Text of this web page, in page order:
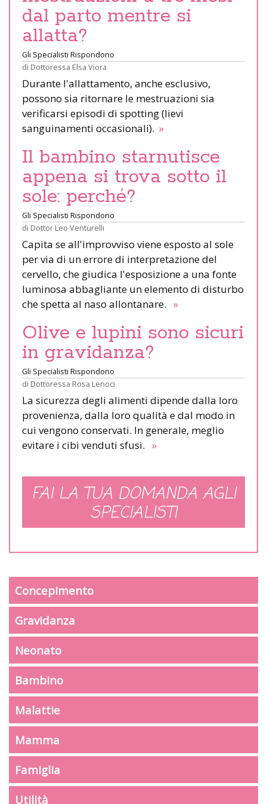
dal parto mentre si
allatta?
Gli Specialisti Rispondono
di Dottoressa Elsa Viora
Durante l'allattamento, anche esclusivo,
possono sia ritornare le mestruazioni sia
verificarsi episodi di spotting (lievi
sanguinamenti occasionali). »
Il bambino starnutisce
appena si trova sotto il
sole: perché?
Gli Specialisti Rispondono
di Dottor Leo Venturelli
Capita se all'improvviso viene esposto al sole
per via di un errore di interpretazione del
cervello, che giudica l'esposizione a una fonte
luminosa abbagliante un elemento di disturbo
che spetta al naso allontanare. »
Olive e lupini sono sicuri
in gravidanza?
Gli Specialisti Rispondono
di Dottoressa Rosa Lenoci
La sicurezza degli alimenti dipende dalla loro
provenienza, dalla loro qualità e dal modo in
cui vengono conservati. In generale, meglio
evitare i cibi venduti sfusi. »
FAI LA TUA DOMANDA AGLI
SPECIALISTI
Concepimento
Gravidanza
Neonato
Bambino
Malattie
Mamma
Famiglia
Utilità